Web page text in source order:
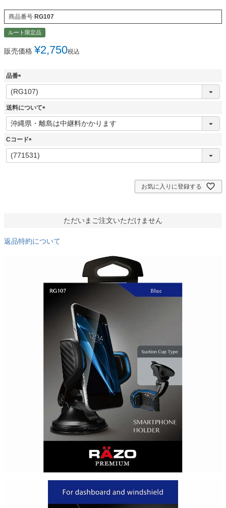
商品番号 RG107
ルート限定品
販売価格 ¥2,750税込
品番
(
必
須
送料について
(
必
Cコード
(
必
お気に入りに登録する
ただいまご注文いただけません
返品特約について